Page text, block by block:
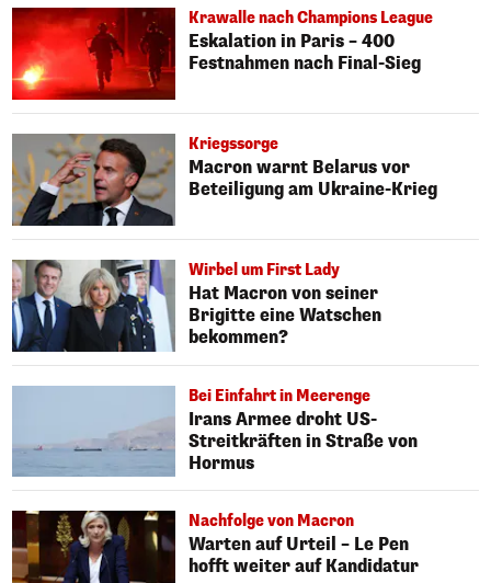
Krawalle nach Champions League
Eskalation in Paris – 400
Festnahmen nach Final-Sieg
Kriegssorge
Macron warnt Belarus vor
Beteiligung am Ukraine-Krieg
Wirbel um First Lady
Hat Macron von seiner
Brigitte eine Watschen
bekommen?
Bei Einfahrt in Meerenge
Irans Armee droht US-
Streitkräften in Straße von
Hormus
Nachfolge von Macron
Warten auf Urteil – Le Pen
hofft weiter auf Kandidatur